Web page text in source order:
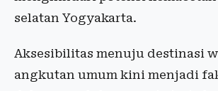
selatan Yogyakarta.
Aksesibilitas menuju destinasi
angkutan umum kini menjadi